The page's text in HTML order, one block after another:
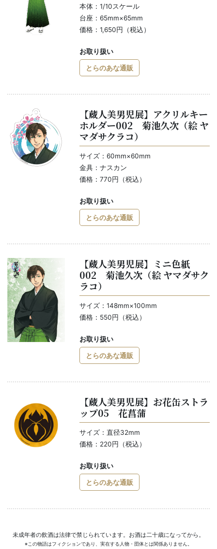
本体：1/10スケール
台座：65mm×65mm
価格：1,650円（税込）
お取り扱い
とらのあな通販
【蔵人美男児展】アクリルキー
ホルダー002 菊池久次（絵 ヤ
マダサクラコ）
サイズ：60mm×60mm
金具：ナスカン
価格：770円（税込）
お取り扱い
とらのあな通販
【蔵人美男児展】ミニ色紙
002 菊池久次（絵 ヤマダサク
ラコ）
サイズ：148mm×100mm
価格：550円（税込）
お取り扱い
とらのあな通販
【蔵人美男児展】お花缶ストラ
ップ05 花菖蒲
サイズ：直径32mm
価格：220円（税込）
お取り扱い
とらのあな通販
未成年者の飲酒は法律で禁じられています。お酒は二十歳になってから。
※この物語はフィクションであり、実在する人物・団体とは関係ありません。